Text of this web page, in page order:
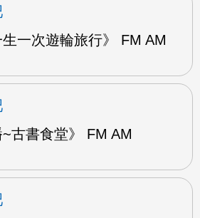
一次遊輪旅行》 FM AM
~古書食堂》 FM AM